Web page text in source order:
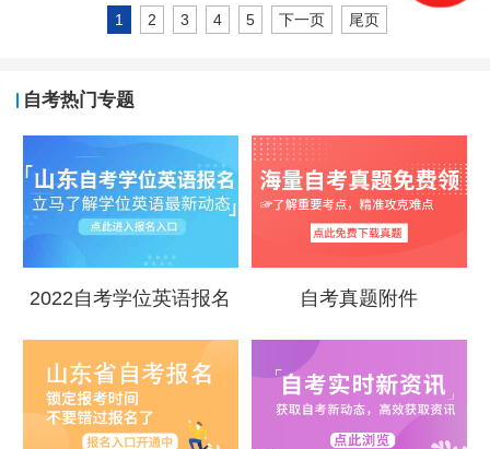
1 2 3 4 5 下一页 尾页
自考热门专题
2022自考学位英语报名 自考真题附件